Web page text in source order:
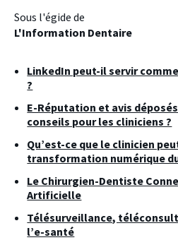
Sous l'égide de
L'Information Dentaire
LinkedIn peut-il servir
?
E-Réputation et avis
conseils pour les cliniciens ?
Qu’est-ce que le clinicien
transformation numérique
Le Chirurgien-Dentiste
Artificielle
Télésurveillance,
l’e-santé